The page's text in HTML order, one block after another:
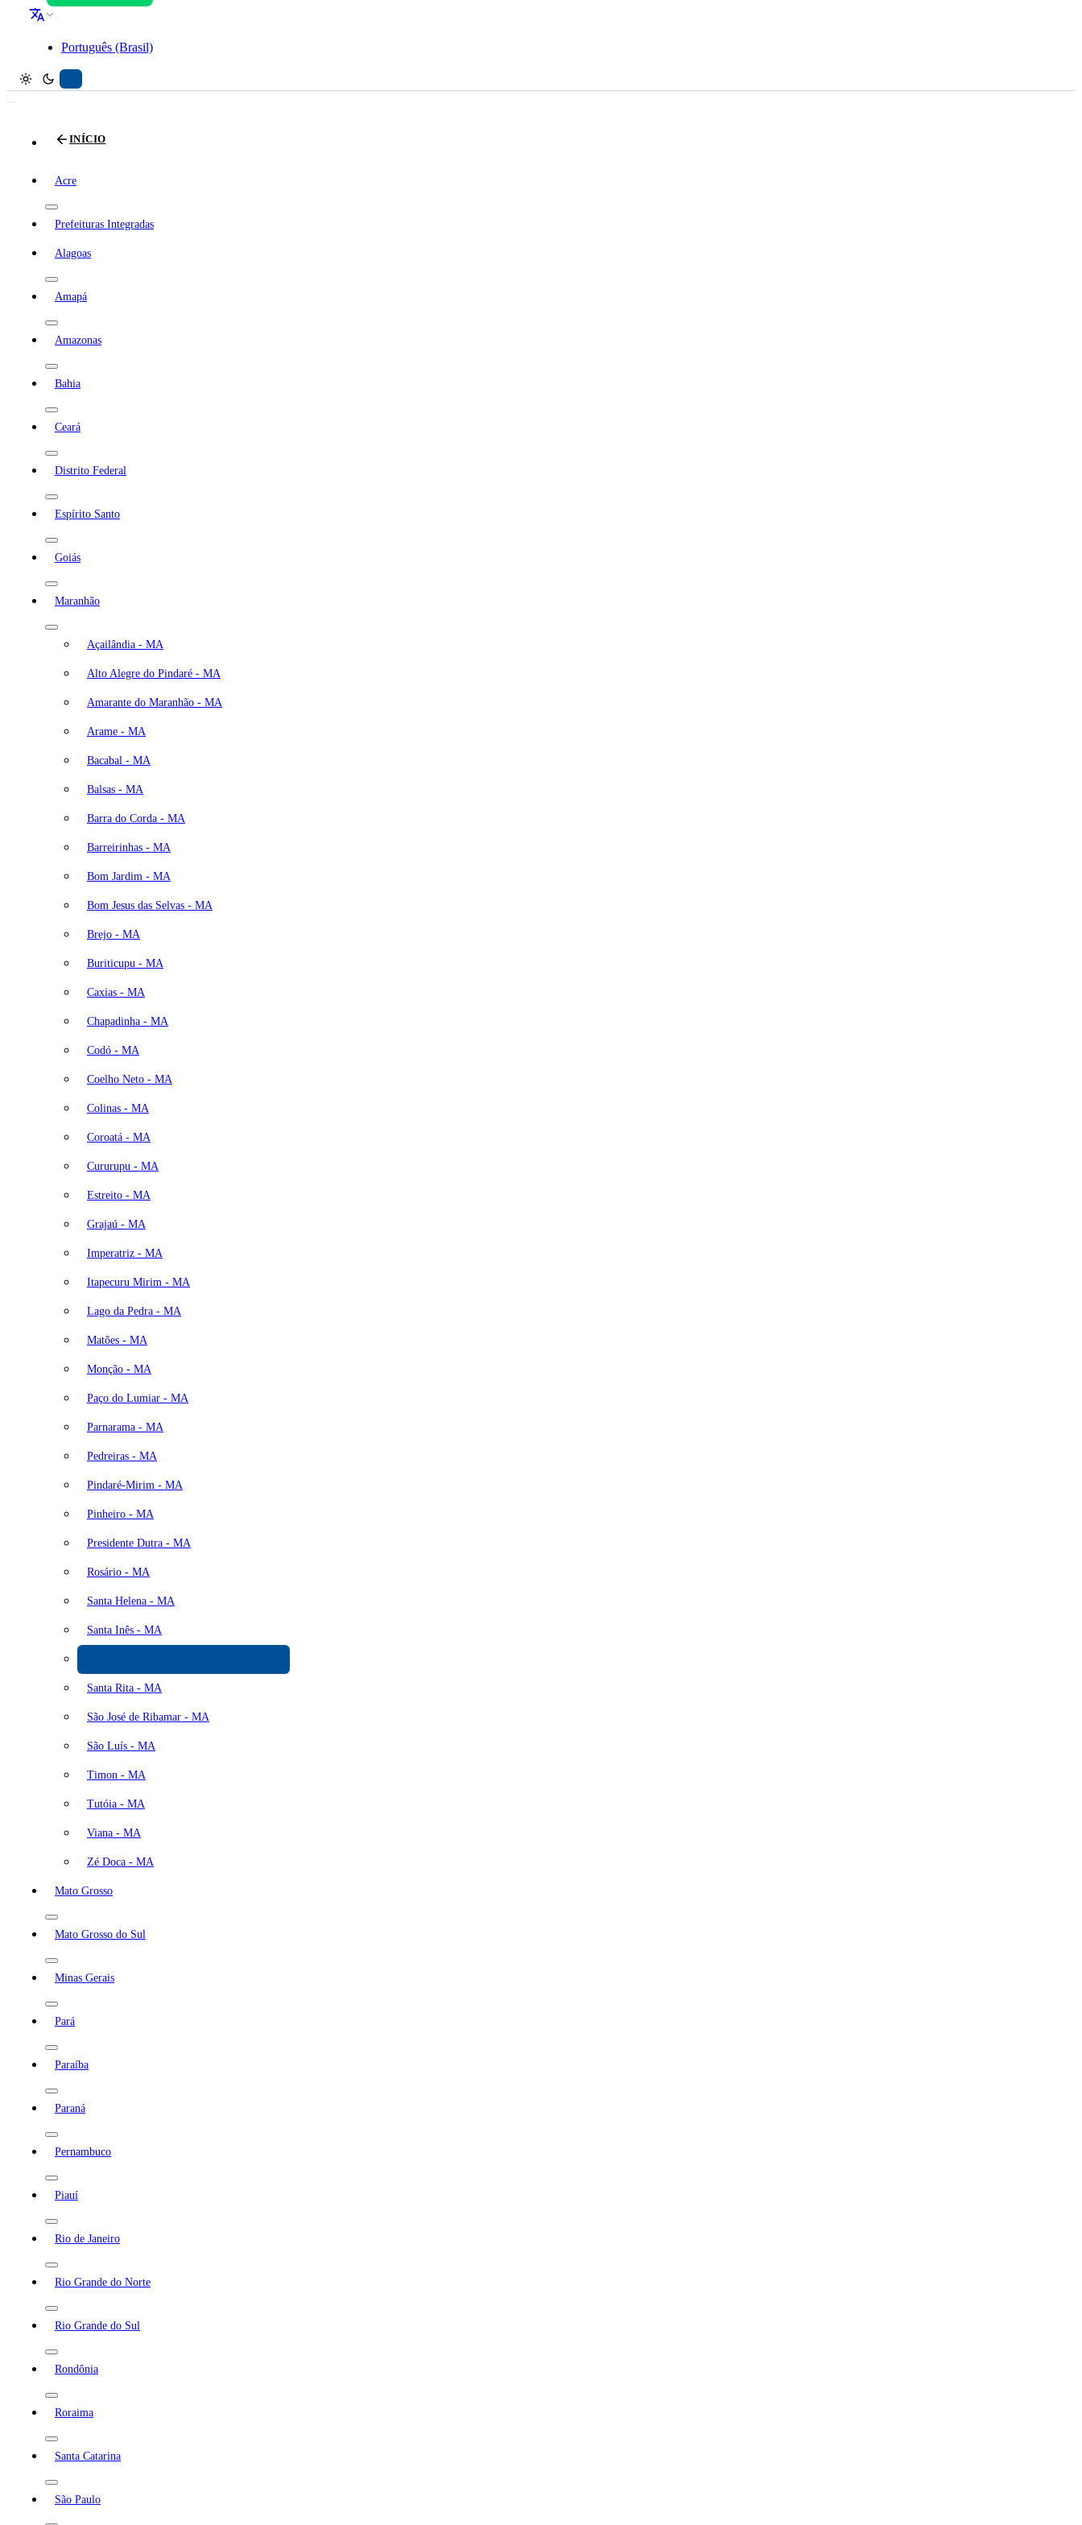
Português (Brasil)
INÍCIO
Acre
Prefeituras Integradas
Alagoas
Amapá
Amazonas
Bahia
Ceará
Distrito Federal
Espírito Santo
Goiás
Maranhão
Açailândia - MA
Alto Alegre do Pindaré - MA
Amarante do Maranhão - MA
Arame - MA
Bacabal - MA
Balsas - MA
Barra do Corda - MA
Barreirinhas - MA
Bom Jardim - MA
Bom Jesus das Selvas - MA
Brejo - MA
Buriticupu - MA
Caxias - MA
Chapadinha - MA
Codó - MA
Coelho Neto - MA
Colinas - MA
Coroatá - MA
Cururupu - MA
Estreito - MA
Grajaú - MA
Imperatriz - MA
Itapecuru Mirim - MA
Lago da Pedra - MA
Matões - MA
Monção - MA
Paço do Lumiar - MA
Parnarama - MA
Pedreiras - MA
Pindaré-Mirim - MA
Pinheiro - MA
Presidente Dutra - MA
Rosário - MA
Santa Helena - MA
Santa Inês - MA
Santa Rita - MA
São José de Ribamar - MA
São Luís - MA
Timon - MA
Tutóia - MA
Viana - MA
Zé Doca - MA
Mato Grosso
Mato Grosso do Sul
Minas Gerais
Pará
Paraíba
Paraná
Pernambuco
Piauí
Rio de Janeiro
Rio Grande do Norte
Rio Grande do Sul
Rondônia
Roraima
Santa Catarina
São Paulo